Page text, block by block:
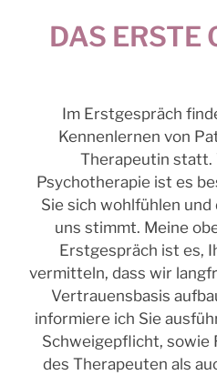
DAS ERSTE
Im Erstgespräch
Kennenlernen von
Therapeutin statt.
Psychotherapie ist es
Sie sich wohlfühlen
uns stimmt. Meine
Erstgespräch ist es,
vermitteln, dass wir
Vertrauensbasis
informiere ich Sie
Schweigepflicht, sowie
des Therapeuten als